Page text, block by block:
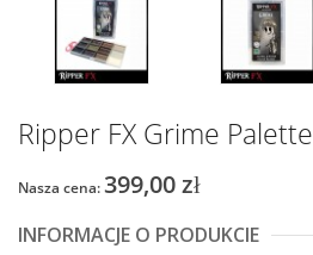
Ripper FX Grime Palette
Nasza cena: 399,00 zł
INFORMACJE O PRODUKCIE